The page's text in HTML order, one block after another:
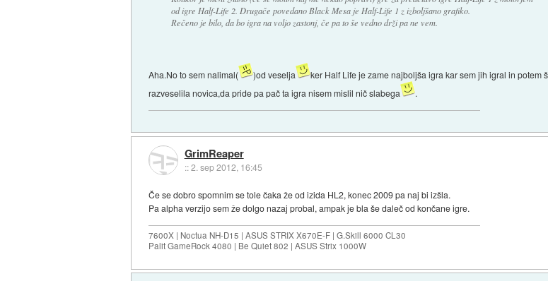
od igre Half-Life 2. Drugače povedano Black Mesa je Half-Life 1 z izboljšano grafiko.
Rečeno je bilo, da bo igra na voljo zastonj, če pa to še vedno drži pa ne vem.
Aha.No to sem nalimal( )od veselja
ker Half Life je zame najboljša igra kar sem jih igral in potem
razveselila novica,da pride pa pač ta igra nisem mislil nič slabega
.
GrimReaper
::2. sep 2012, 16:45
Če se dobro spomnim se tole čaka že od izida HL2, konec 2009 pa naj bi izšla.
Pa alpha verzijo sem že dolgo nazaj probal, ampak je bla še daleč od končane igre.
7600X | Noctua NH-D15 | ASUS STRIX X670E-F | G.Skill 6000 CL30
Palit GameRock 4080 | Be Quiet 802 | ASUS Strix 1000W